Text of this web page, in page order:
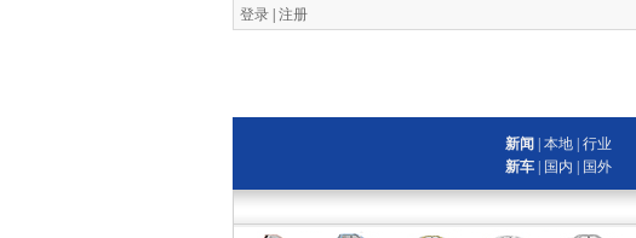
登录 注册
新闻 本地 行业
新车
国内 国外